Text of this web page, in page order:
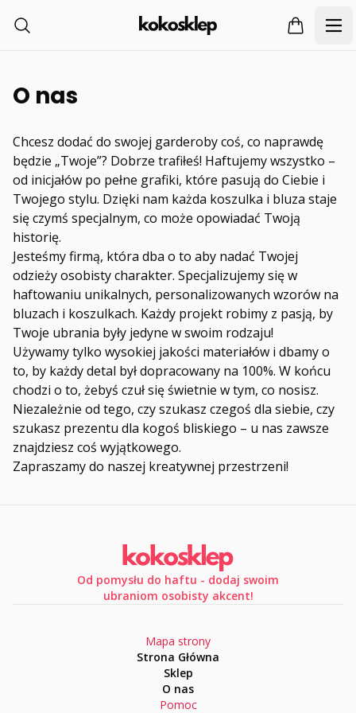
O nas
Chcesz dodać do swojej garderoby coś, co naprawdę
będzie „Twoje”? Dobrze trafiłeś! Haftujemy wszystko –
od inicjałów po pełne grafiki, które pasują do Ciebie i
Twojego stylu. Dzięki nam każda koszulka i bluza staje
się czymś specjalnym, co może opowiadać Twoją
historię.
Jesteśmy firmą, która dba o to aby nadać Twojej
odzieży osobisty charakter. Specjalizujemy się w
haftowaniu unikalnych, personalizowanych wzorów na
bluzach i koszulkach. Każdy projekt robimy z pasją, by
Twoje ubrania były jedyne w swoim rodzaju!
Używamy tylko wysokiej jakości materiałów i dbamy o
to, by każdy detal był dopracowany na 100%. W końcu
chodzi o to, żebyś czuł się świetnie w tym, co nosisz.
Niezależnie od tego, czy szukasz czegoś dla siebie, czy
szukasz prezentu dla kogoś bliskiego – u nas zawsze
znajdziesz coś wyjątkowego.
Zapraszamy do naszej kreatywnej przestrzeni!
Od pomysłu do haftu - dodaj swoim
ubraniom osobisty akcent!
Mapa strony
Strona Główna
Sklep
O nas
Pomoc